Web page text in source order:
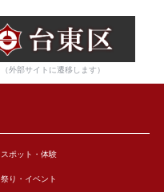
（外部サイトに遷移します）
スポット・体験
祭り・イベント